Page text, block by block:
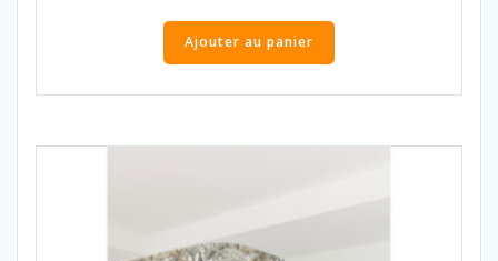
Ajouter au panier